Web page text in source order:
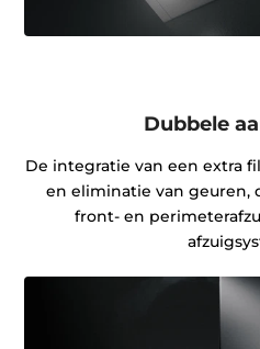
Dubbele
De integratie van een extra
en eliminatie van geuren,
front- en